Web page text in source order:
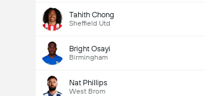
Tahith Chong
Sheffield Utd
Bright Osayi
Birmingham
Nat Phillips
West Brom